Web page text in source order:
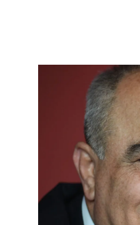
von
Weizsäcker
Perspectives